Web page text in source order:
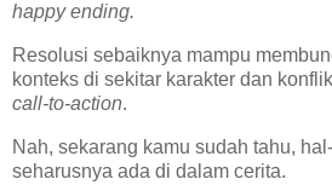
happy ending.
Resolusi sebaiknya mampu
konteks di sekitar karakter dan
call-to-action.
Nah, sekarang kamu sudah tahu,
seharusnya ada di dalam cerita.